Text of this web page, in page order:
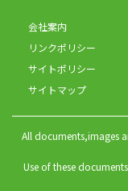
会社案内
リンクポリシー
サイトポリシー
サイトマップ
All documents,images
Use of these